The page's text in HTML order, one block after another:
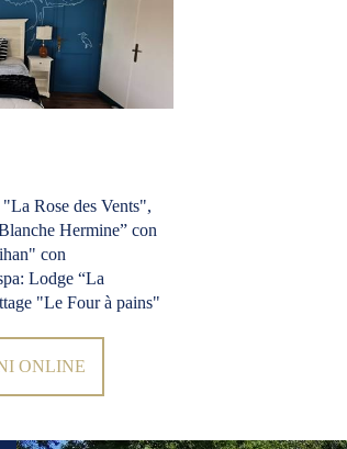
"La Rose des Vents",
Hermine” con
con
Lodge “La
"Le Four à pains"
ONLINE